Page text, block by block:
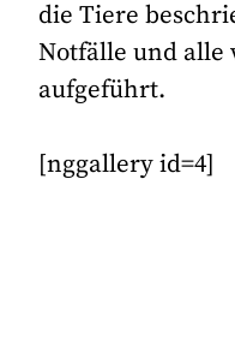
die Tiere
Notfälle und alle
aufgeführt.
[nggallery id=4]